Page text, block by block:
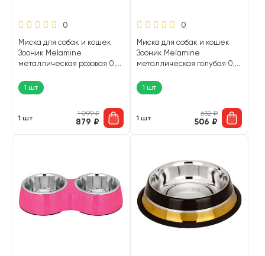
0
Миска для собак и кошек
Зооник Melamine
металлическая розовая 0,8
1 шт
1 шт
1 099₽
879 ₽
0
Миска для собак и кошек
Зооник Melamine
металлическая голубая 0,4
1 шт
1 шт
632₽
506 ₽